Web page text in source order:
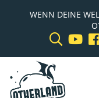
WENN DEINE